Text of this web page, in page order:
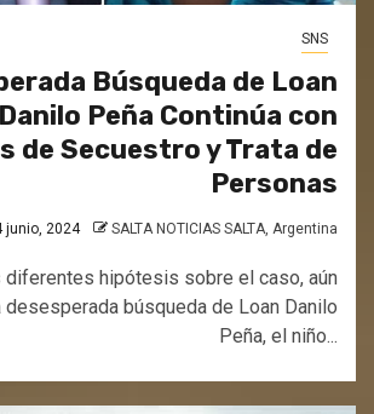
SNS
Búsqueda de Loan
Danilo Peña Continúa con
de Secuestro y Trata de
Personas
junio, 2024 SALTA NOTICIAS SALTA, Argentina
diferentes hipótesis sobre el caso, aún
desesperada búsqueda de Loan Danilo
Peña, el niño...